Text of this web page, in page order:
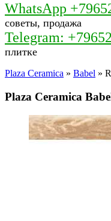
WhatsApp
советы, продажа
Telegram:
плитке
Plaza Ceramica » Babel »
Plaza Ceramica